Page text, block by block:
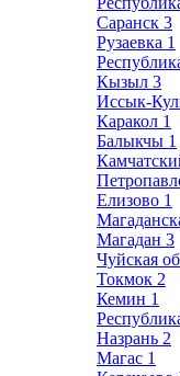
Саранск 3
Рузаевка 1
Кызыл 3
Иссык-
Каракол 1
Балыкчы 1
Елизово 1
Магадан 3
Чуйская
Токмок 2
Кемин 1
Назрань 2
Магас 1